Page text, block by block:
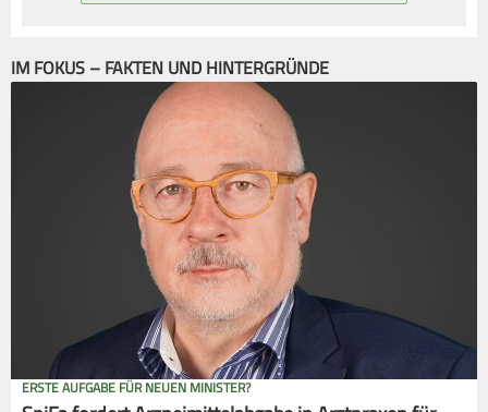
IM FOKUS – FAKTEN UND HINTERGRÜNDE
ERSTE AUFGABE FÜR NEUEN MINISTER?